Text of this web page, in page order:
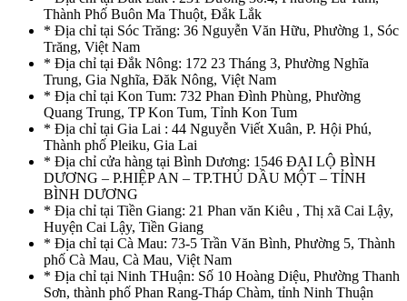
Thành Phố Buôn Ma Thuột, Đắk Lắk
* Địa chỉ tại Sóc Trăng: 36 Nguyễn Văn Hữu, Phường 1, Sóc
Trăng, Việt Nam
* Địa chỉ tại Đắk Nông: 172 23 Tháng 3, Phường Nghĩa
Trung, Gia Nghĩa, Đăk Nông, Việt Nam
* Địa chỉ tại Kon Tum: 732 Phan Đình Phùng, Phường
Quang Trung, TP Kon Tum, Tỉnh Kon Tum
* Địa chỉ tại Gia Lai : 44 Nguyễn Viết Xuân, P. Hội Phú,
Thành phố Pleiku, Gia Lai
* Địa chỉ cửa hàng tại Bình Dương: 1546 ĐẠI LỘ BÌNH
DƯƠNG – P.HIỆP AN – TP.THỦ DẦU MỘT – TỈNH
BÌNH DƯƠNG
* Địa chỉ tại Tiền Giang: 21 Phan văn Kiêu , Thị xã Cai Lậy,
Huyện Cai Lậy, Tiền Giang
* Địa chỉ tại Cà Mau: 73-5 Trần Văn Bình, Phường 5, Thành
phố Cà Mau, Cà Mau, Việt Nam
* Địa chỉ tại Ninh THuận: Số 10 Hoàng Diệu, Phường Thanh
Sơn, thành phố Phan Rang-Tháp Chàm, tỉnh Ninh Thuận